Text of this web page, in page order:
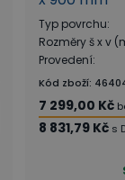
Typ povrchu:
Rozměry š x v
Provedení:
Kód zboží:
7 299,00 Kč
8 831,79 Kč s